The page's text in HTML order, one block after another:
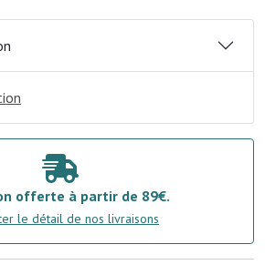
offerte à partir de 89€.
le détail de nos livraisons